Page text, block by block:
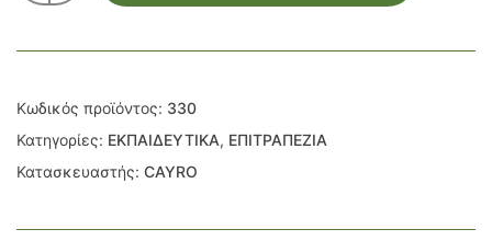
Κωδικός προϊόντος: 330
Κατηγορίες: ΕΚΠΑΙΔΕΥΤΙΚΑ, ΕΠΙΤΡΑΠΕΖΙΑ
Κατασκευαστής: CAYRO